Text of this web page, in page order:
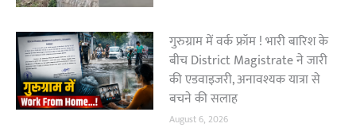
गुरुग्राम में वर्क फ्रॉम ! भारी बारिश के
बीच District Magistrate ने जारी
की एडवाइजरी, अनावश्यक यात्रा से
बचने की सलाह
August 6, 2026